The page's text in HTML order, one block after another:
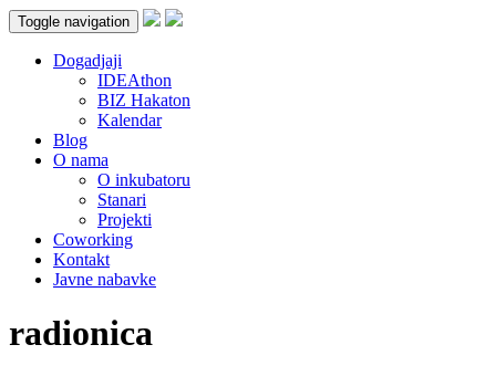
Toggle navigation
Dogadjaji
IDEAthon
BIZ Hakaton
Kalendar
Blog
O nama
O inkubatoru
Stanari
Projekti
Coworking
Kontakt
Javne nabavke
radionica